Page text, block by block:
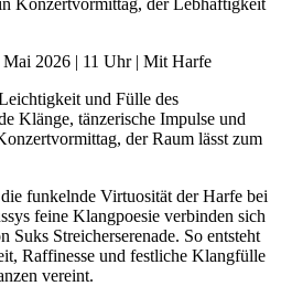
Konzertvormittag, der Lebhaftigkeit
2026 | 11 Uhr | Mit Harfe
und Fülle des
Klänge, tänzerische Impulse und
der Raum lässt zum
funkelnde Virtuosität der Harfe bei
feine Klangpoesie verbinden sich
Suks Streicherserenade. So entsteht
Raffinesse und festliche Klangfülle
vereint.